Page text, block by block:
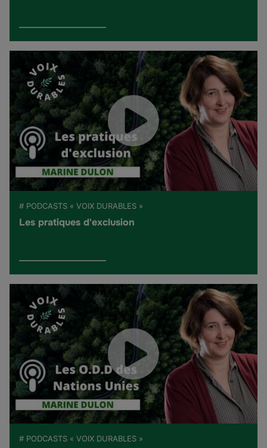
# PODCASTS « VOIX DURABLES »
Les pratiques d'exclusion
# PODCASTS « VOIX DURABLES »